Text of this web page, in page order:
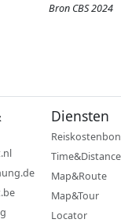
Bron CBS 2024
Diensten
Reiskostenbon
Time&Distance
Map&Route
Map&Tour
Locator